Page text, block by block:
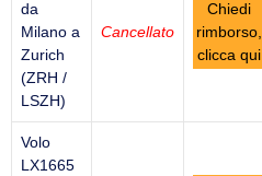
da
Milano a
Zurich
(ZRH /
LSZH)
Cancellato
Chiedi
rimborso,
clicca qui
Volo
LX1665